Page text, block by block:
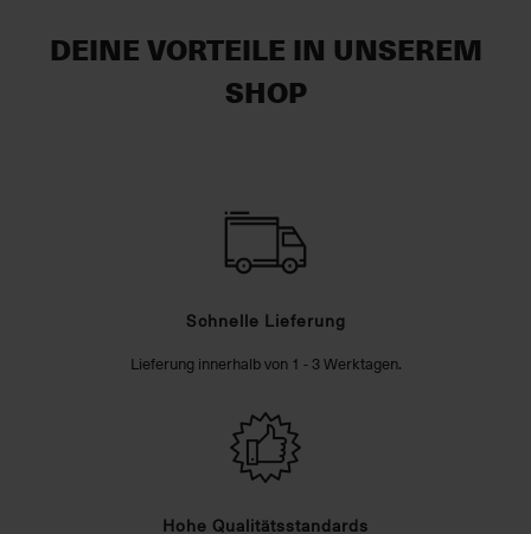
DEINE VORTEILE IN UNSEREM
SHOP
Schnelle Lieferung
Lieferung innerhalb von 1 - 3 Werktagen.
Hohe Qualitätsstandards